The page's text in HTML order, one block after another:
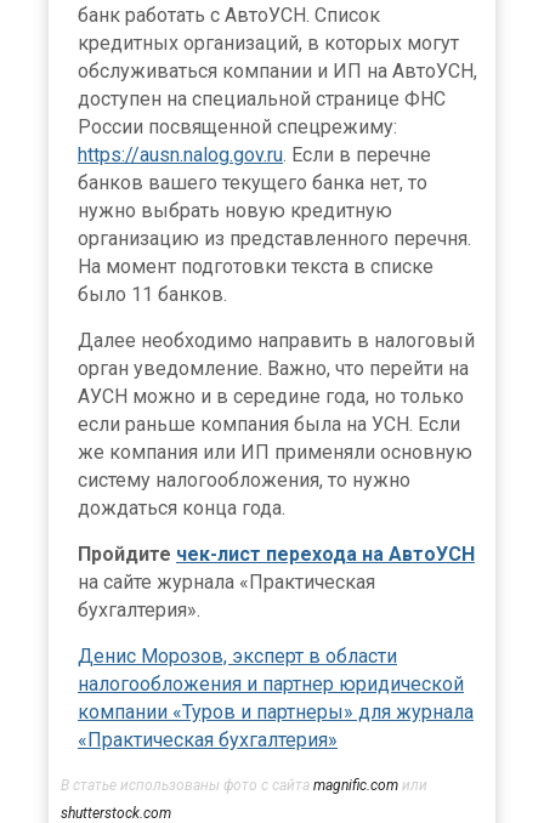
банк работать с АвтоУСН. Список
кредитных организаций, в которых могут
обслуживаться компании и ИП на АвтоУСН,
доступен на специальной странице ФНС
России посвященной спецрежиму:
https://ausn.nalog.gov.ru . Если в перечне
банков вашего текущего банка нет, то
нужно выбрать новую кредитную
организацию из представленного перечня.
На момент подготовки текста в списке
было 11 банков.
Далее необходимо направить в налоговый
орган уведомление. Важно, что перейти на
АУСН можно и в середине года, но только
если раньше компания была на УСН. Если
же компания или ИП применяли основную
систему налогообложения, то нужно
дождаться конца года.
Пройдите чек-лист перехода на АвтоУСН
на сайте журнала «Практическая
бухгалтерия».
Денис Морозов, эксперт в области
налогообложения и партнер юридической
компании «Туров и партнеры» для журнала
«Практическая бухгалтерия»
В статье использованы фото с сайта magnific.com или
shutterstock.com